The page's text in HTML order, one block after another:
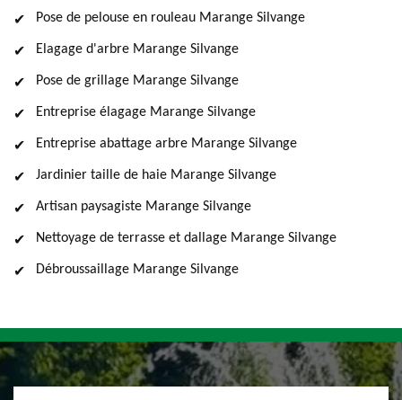
Pose de pelouse en rouleau Marange Silvange
Elagage d'arbre Marange Silvange
Pose de grillage Marange Silvange
Entreprise élagage Marange Silvange
Entreprise abattage arbre Marange Silvange
Jardinier taille de haie Marange Silvange
Artisan paysagiste Marange Silvange
Nettoyage de terrasse et dallage Marange Silvange
Débroussaillage Marange Silvange